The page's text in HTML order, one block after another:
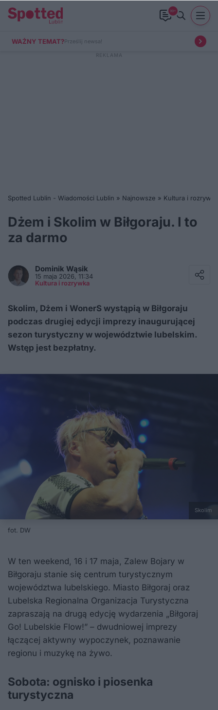
99+
WAŻNY TEMAT?Prześlij newsa!
Spotted Lublin - Wiadomości Lublin » Najnowsze » Kultura i rozrywka
Dżem i Skolim w Biłgoraju. I to
za darmo
Dominik Wąsik
15 maja 2026, 11:34
Kultura i rozrywka
Skolim, Dżem i WonerS wystąpią w Biłgoraju
podczas drugiej edycji imprezy inaugurującej
sezon turystyczny w województwie lubelskim.
Wstęp jest bezpłatny.
Skolim
fot. DW
W ten weekend, 16 i 17 maja, Zalew Bojary w
Biłgoraju stanie się centrum turystycznym
województwa lubelskiego. Miasto Biłgoraj oraz
Lubelska Regionalna Organizacja Turystyczna
zapraszają na drugą edycję wydarzenia „Biłgoraj
Go! Lubelskie Flow!” – dwudniowej imprezy
łączącej aktywny wypoczynek, poznawanie
regionu i muzykę na żywo.
Sobota: ognisko i piosenka
turystyczna